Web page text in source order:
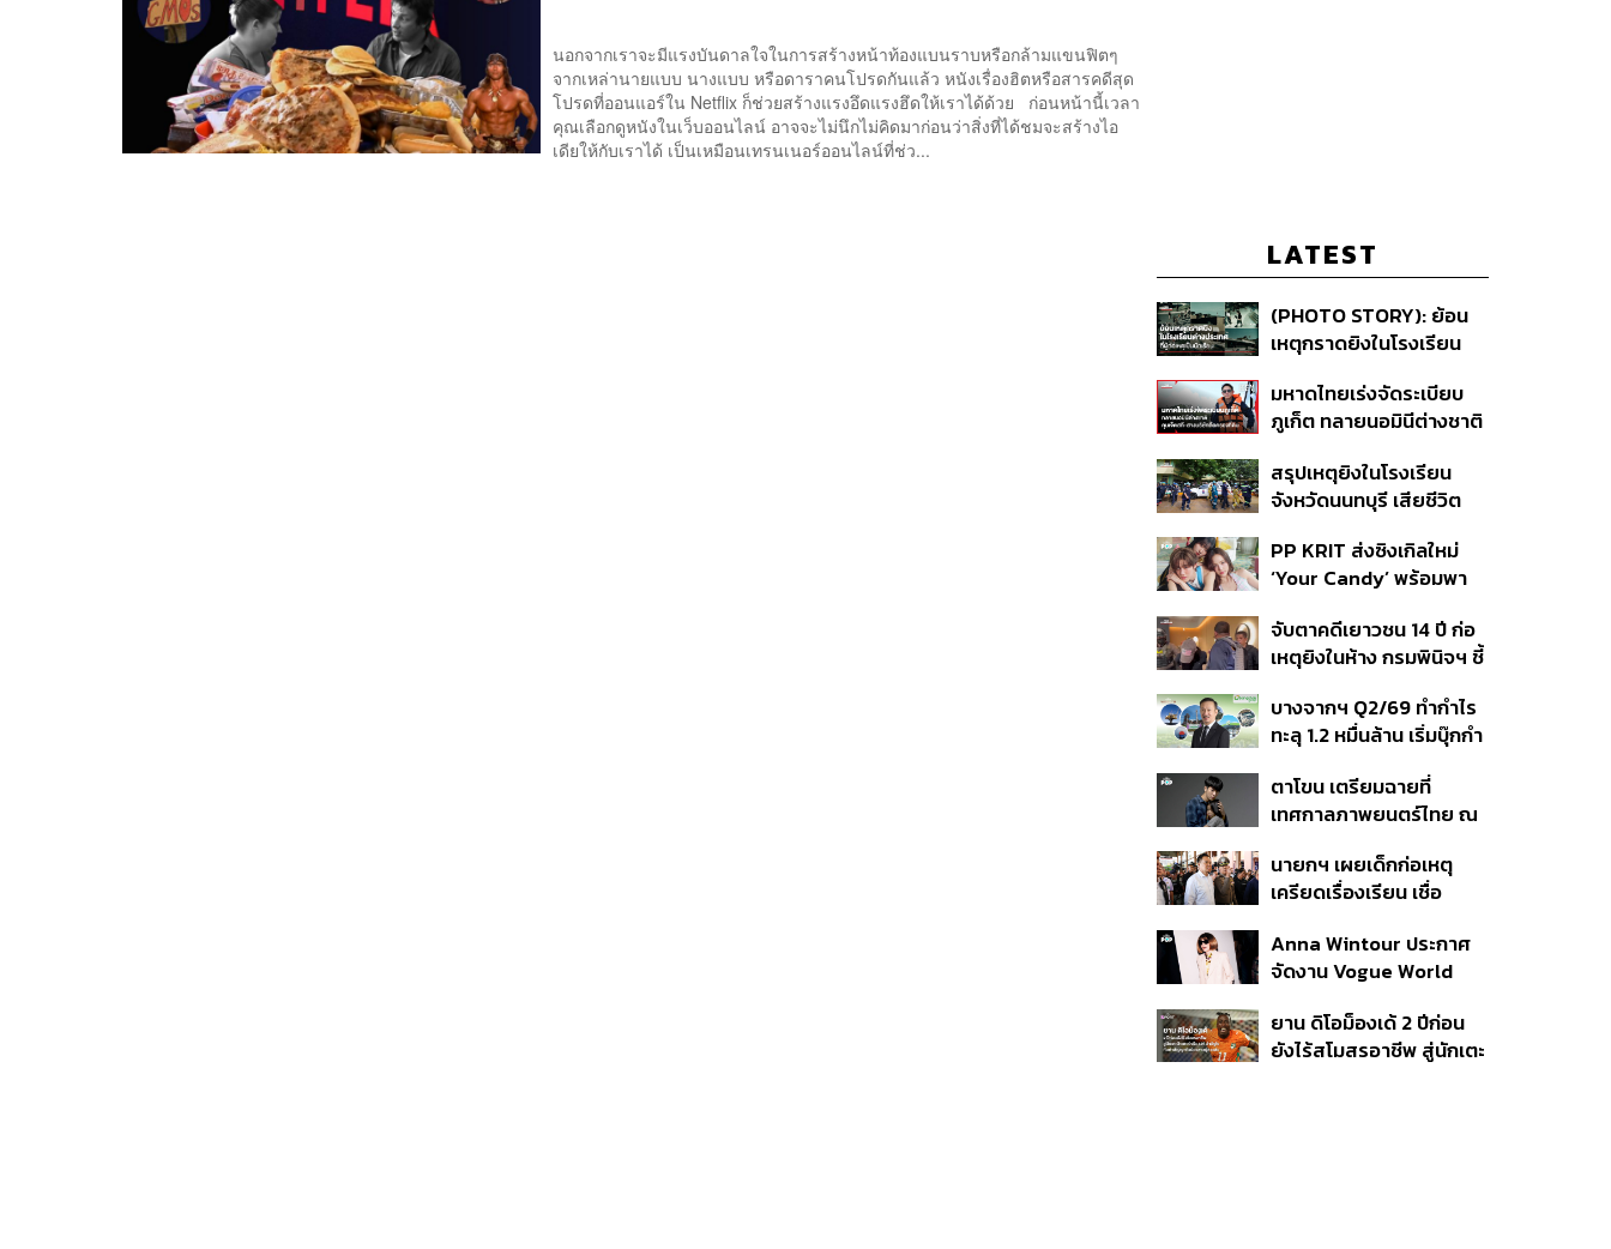
นอกจากเราจะมีแรงบันดาลใจในการสร้างหน้าท้องแบนราบหรือกล้ามแขนฟิตๆ
จากเหล่านายแบบ นางแบบ หรือดาราคนโปรดกันแล้ว หนังเรื่องฮิตหรือสารคดีสุด
โปรดที่ออนแอร์ใน Netflix ก็ช่วยสร้างแรงอึดแรงฮึดให้เราได้ด้วย ก่อนหน้านี้เวลา
คุณเลือกดูหนังในเว็บออนไลน์ อาจจะไม่นึกไม่คิดมาก่อนว่าสิ่งที่ได้ชมจะสร้างไอ
เดียให้กับเราได้ เป็นเหมือนเทรนเนอร์ออนไลน์ที่ช่ว...
LATEST
(PHOTO STORY): ย้อน
เหตุกราดยิงในโรงเรียน
นักเรียน
มหาดไทยเร่งจัดระเบียบ
ภูเก็ต ทลายนอมินีต่างชาติ
ที่ดิน เคลียร์ใบอนุญาต
โรงแรมค้าง 7 ปี
สรุปเหตุยิงในโรงเรียน
จังหวัดนนทบุรี เสียชีวิต
ปมค้นประวัติคดีกราดยิงที่
สหรัฐฯ
PP KRIT ส่งซิงเกิลใหม่
‘Your Candy’ พร้อมพา
สิกวิดีโอ
จับตาคดีเยาวชน 14 ปี ก่อ
เหตุยิงในห้าง กรมพินิจฯ ชี้
เนื่อง ประเมินปล่อยตัว
บางจากฯ Q2/69 ทำกำไร
ทะลุ 1.2 หมื่นล้าน เริ่มบุ๊กกำ
แรก หนุนรายได้ครึ่งปีทะลุ
3.2 แสนล้าน
ตาโขน เตรียมฉายที่
เทศกาลภาพยนตร์ไทย ณ
นายกฯ เผยเด็กก่อเหตุ
เครียดเรื่องเรียน เชื่อ
กระสุนอีกกว่า 30 นัด หาก
ไม่จบชีวิตตัวเองอาจสูญ
Anna Wintour ประกาศ
จัดงาน Vogue World
ยาน ดิโอม็องเด้ 2 ปีก่อน
ยังไร้สโมสรอาชีพ สู่นักเตะ